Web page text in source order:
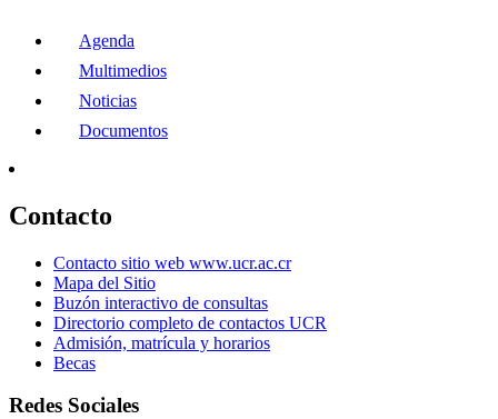
Agenda
Multimedios
Noticias
Documentos
Contacto
Contacto sitio web www.ucr.ac.cr
Mapa del Sitio
Buzón interactivo de consultas
Directorio completo de contactos UCR
Admisión, matrícula y horarios
Becas
Redes Sociales